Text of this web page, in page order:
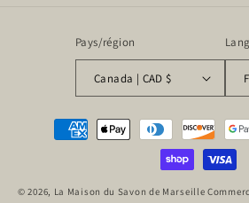
Pays/région
Canada | CAD $
Moyens
© 2026, La Maison du Savon de Marseille